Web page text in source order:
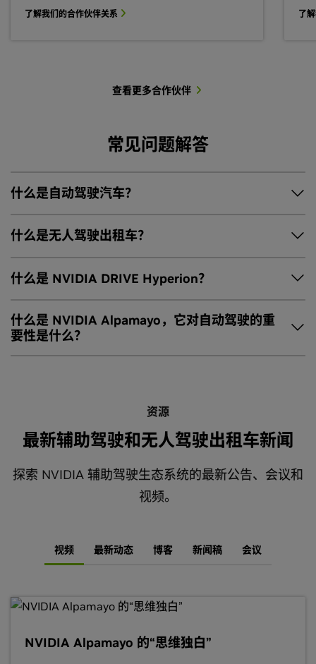
了解我们的合作伙伴关系 了
查看更多合作伙伴
常见问题解答
什么是自动驾驶汽车？
自动驾驶汽车，也称为无人驾驶汽车，是指能够在极少或无需
人为干预的情况下安全导航和运行的车辆。它们配备了自动驾
驶系统，结合使用传感器、计算单元和软件来感知环境并执行
驾驶任务。
什么是无人驾驶出租车？
无人驾驶出租车是指无需人类驾驶员即可提供按需乘客运输服
务的自动驾驶车辆——其运行标准达到 SAE L4 级自动驾驶，这
意味着车辆能够在特定条件和地理区域内完全独立处理所有驾
驶任务。
什么是 NVIDIA DRIVE Hyperion？
NVIDIA DRIVE Hyperion™
是一款完整的可量产自动驾驶开发
平台和参考架构，结合了标准化的传感器套件、高性能的
什么是 NVIDIA Alpamayo，它对自动驾驶的重
要性是什么？
更安全、基于推理的自动驾驶汽车，并专为 L4 级自动驾驶和安
资源
最新辅助驾驶和无人驾驶出租车新闻
探索 NVIDIA 辅助驾驶生态系统的最新公告、会议和
视频。
视频 最新动态 博客 新闻稿 会议
NVIDIA Alpamayo 的“思维独白”